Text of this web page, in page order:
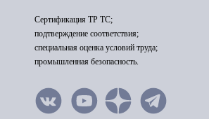
Сертификация ТР ТС;
подтверждение соответствия;
специальная оценка условий труда;
промышленная безопасность.